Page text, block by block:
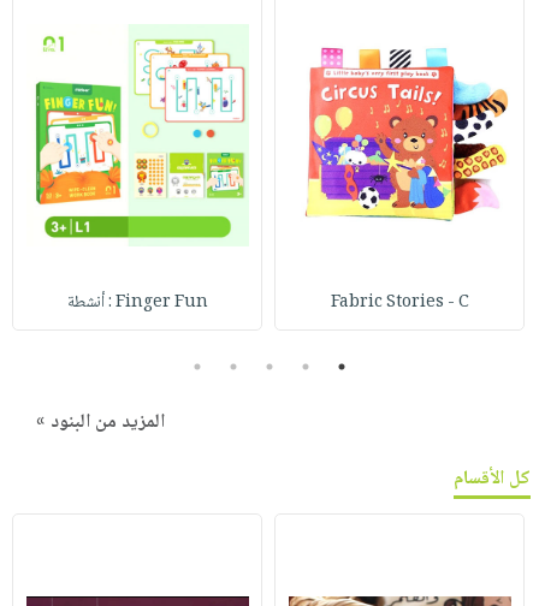
Fabric Stories - C Finger Fun : أنشطة
1
2
3
4
5
المزيد من البنود »
كل الأقسام